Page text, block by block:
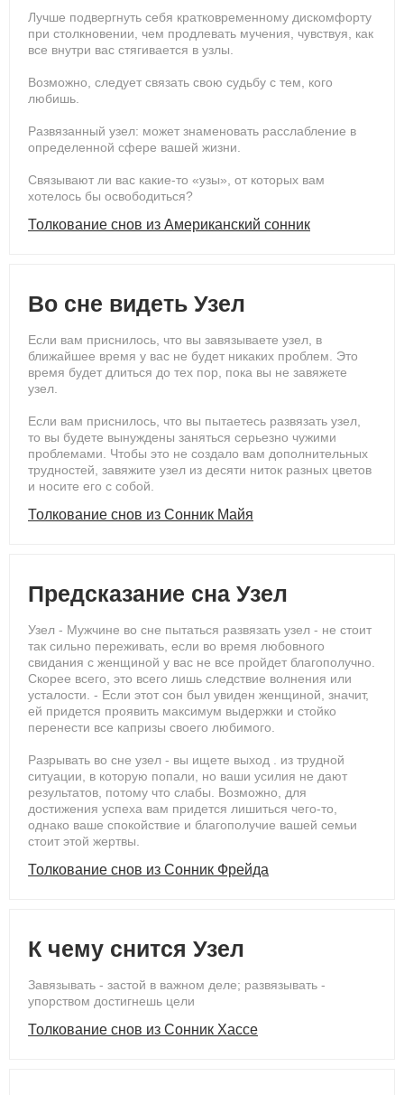
Лучше подвергнуть себя кратковременному дискомфорту
при столкновении, чем продлевать мучения, чувствуя, как
все внутри вас стягивается в узлы.
Возможно, следует связать свою судьбу с тем, кого
любишь.
Развязанный узел: может знаменовать расслабление в
определенной сфере вашей жизни.
Связывают ли вас какие-то «узы», от которых вам
хотелось бы освободиться?
Толкование снов из Американский сонник
Во сне видеть Узел
Если вам приснилось, что вы завязываете узел, в
ближайшее время у вас не будет никаких проблем. Это
время будет длиться до тех пор, пока вы не завяжете
узел.
Если вам приснилось, что вы пытаетесь развязать узел,
то вы будете вынуждены заняться серьезно чужими
проблемами. Чтобы это не создало вам дополнительных
трудностей, завяжите узел из десяти ниток разных цветов
и носите его с собой.
Толкование снов из Сонник Майя
Предсказание сна Узел
Узел - Мужчине во сне пытаться развязать узел - не стоит
так сильно переживать, если во время любовного
свидания с женщиной у вас не все пройдет благополучно.
Скорее всего, это всего лишь следствие волнения или
усталости. - Если этот сон был увиден женщиной, значит,
ей придется проявить максимум выдержки и стойко
перенести все капризы своего любимого.
Разрывать во сне узел - вы ищете выход . из трудной
ситуации, в которую попали, но ваши усилия не дают
результатов, потому что слабы. Возможно, для
достижения успеха вам придется лишиться чего-то,
однако ваше спокойствие и благополучие вашей семьи
стоит этой жертвы.
Толкование снов из Сонник Фрейда
К чему снится Узел
Завязывать - застой в важном деле; развязывать -
упорством достигнешь цели
Толкование снов из Сонник Хассе